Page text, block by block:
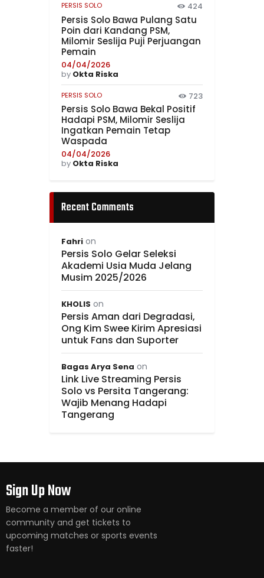
PERSIS SOLO 424
Persis Solo Bawa Pulang Satu
Poin dari Kandang PSM,
Milomir Seslija Puji Perjuangan
Pemain
04/04/2026
by Okta Riska
PERSIS SOLO 723
Persis Solo Bawa Bekal Positif
Hadapi PSM, Milomir Seslija
Ingatkan Pemain Tetap
Waspada
04/04/2026
by Okta Riska
Recent Comments
Fahri on
Persis Solo Gelar Seleksi
Akademi Usia Muda Jelang
Musim 2025/2026
KHOLIS on
Persis Aman dari Degradasi,
Ong Kim Swee Kirim Apresiasi
untuk Fans dan Suporter
Bagas Arya Sena on
Link Live Streaming Persis
Solo vs Persita Tangerang:
Wajib Menang Hadapi
Tangerang
Sign Up Now
Become a member of our online
community and get tickets to
upcoming matches or sports events
faster!